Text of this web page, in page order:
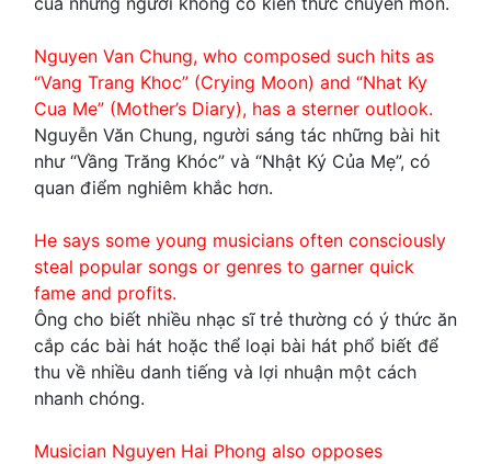
Nguyen Van Chung, who composed such hits as
“Vang Trang Khoc” (Crying Moon) and “Nhat Ky
Cua Me” (Mother’s Diary), has a sterner outlook.
Nguyễn Văn Chung, người sáng tác những bài hit
như “Vầng Trăng Khóc” và “Nhật Ký Của Mẹ”, có
quan điểm nghiêm khắc hơn.
He says some young musicians often consciously
steal popular songs or genres to garner quick
fame and profits.
Ông cho biết nhiều nhạc sĩ trẻ thường có ý thức ăn
cắp các bài hát hoặc thể loại bài hát phổ biết để
thu về nhiều danh tiếng và lợi nhuận một cách
nhanh chóng.
Musician Nguyen Hai Phong also opposes